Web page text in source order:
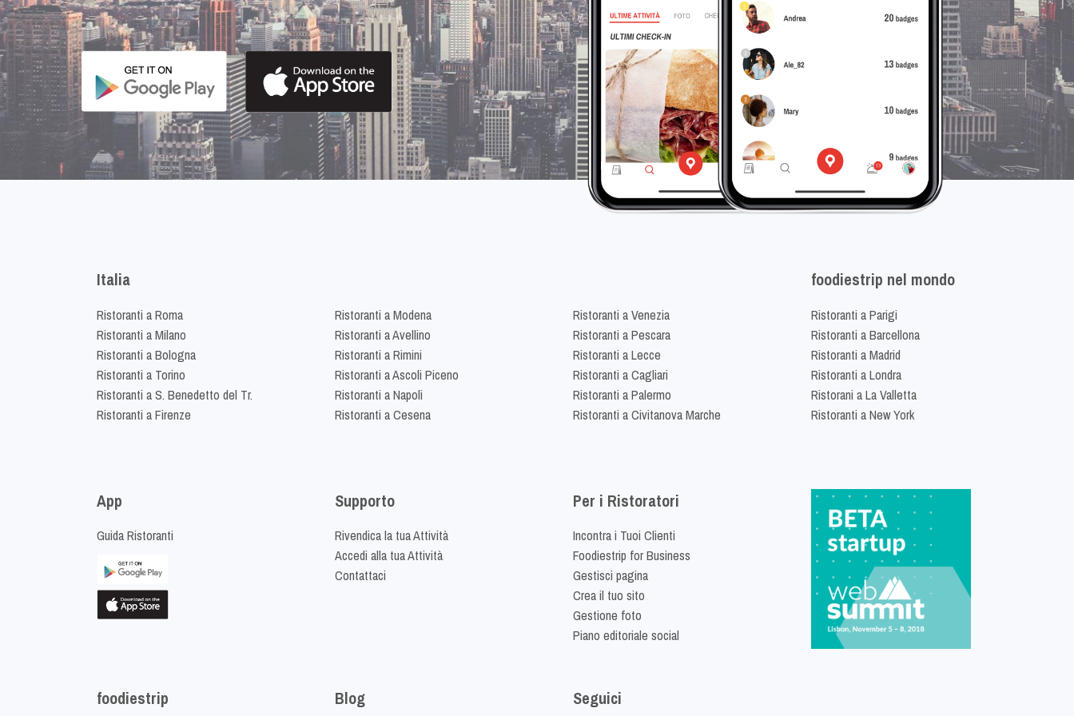
Italia
Ristoranti a Roma
Ristoranti a Milano
Ristoranti a Bologna
Ristoranti a Torino
Ristoranti a S. Benedetto del Tr.
Ristoranti a Firenze
Ristoranti a Modena
Ristoranti a Avellino
Ristoranti a Rimini
Ristoranti a Ascoli Piceno
Ristoranti a Napoli
Ristoranti a Cesena
Ristoranti a Venezia
Ristoranti a Pescara
Ristoranti a Lecce
Ristoranti a Cagliari
Ristoranti a Palermo
Ristoranti a Civitanova Marche
foodiestrip nel mondo
Ristoranti a Parigi
Ristoranti a Barcellona
Ristoranti a Madrid
Ristoranti a Londra
Ristorani a La Valletta
Ristoranti a New York
App
Guida Ristoranti
Supporto
Rivendica la tua Attività
Accedi alla tua Attività
Contattaci
Per i Ristoratori
Incontra i Tuoi Clienti
Foodiestrip for Business
Gestisci pagina
Crea il tuo sito
Gestione foto
Piano editoriale social
foodiestrip Blog Seguici